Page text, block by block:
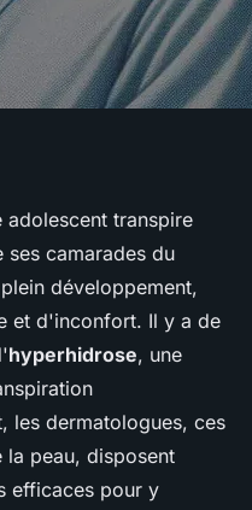
transpire
ses camarades du
développement,
et d'inconfort. Il y a de
hyperhidrose, une
les dermatologues, ces
la peau, disposent
efficaces pour y